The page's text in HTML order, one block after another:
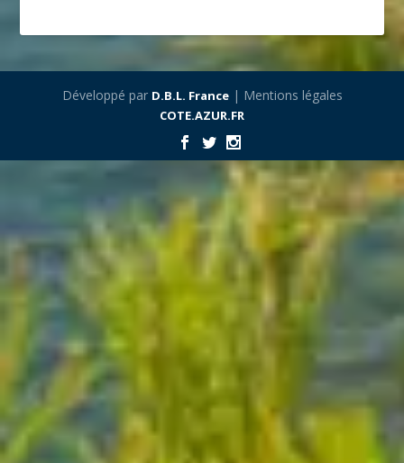
Développé par D.B.L. France| Mentions légales
COTE.AZUR.FR